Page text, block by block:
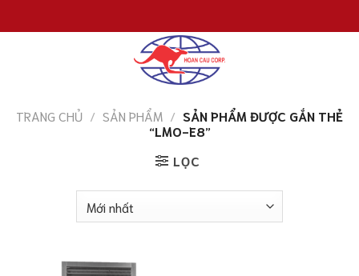
đến
TRANG CHỦ / SẢN PHẨM / SẢN PHẨM ĐƯỢC GẮN THẺ
“LMO-E8”
LỌC